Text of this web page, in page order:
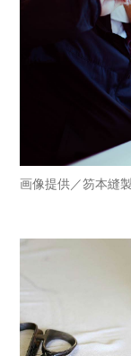
画像提供／笏本縫製